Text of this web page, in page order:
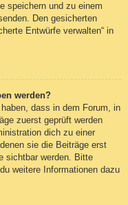
speichern und zu einem
Den gesicherten
Entwürfe verwalten“ in
werden?
dass in dem Forum, in
zuerst geprüft werden
dich zu einer
sie die Beiträge erst
sichtbar werden. Bitte
weitere Informationen dazu